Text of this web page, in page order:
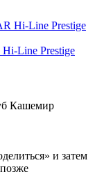
Line Prestige
Кашемир
и затем
позже